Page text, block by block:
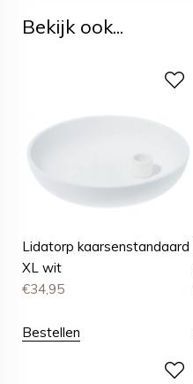
Bekijk ook...
Lidatorp kaarsenstandaard
XL wit
€34,95
Bestellen